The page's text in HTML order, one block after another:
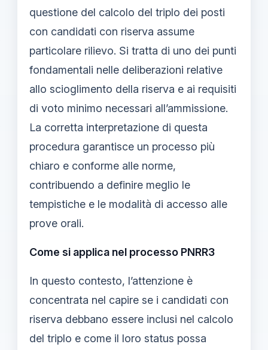
questione del calcolo del triplo dei posti
con candidati con riserva assume
particolare rilievo. Si tratta di uno dei punti
fondamentali nelle deliberazioni relative
allo scioglimento della riserva e ai requisiti
di voto minimo necessari all’ammissione.
La corretta interpretazione di questa
procedura garantisce un processo più
chiaro e conforme alle norme,
contribuendo a definire meglio le
tempistiche e le modalità di accesso alle
prove orali.
Come si applica nel processo PNRR3
In questo contesto, l’attenzione è
concentrata nel capire se i candidati con
riserva debbano essere inclusi nel calcolo
del triplo e come il loro status possa